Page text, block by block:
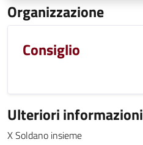
Organizzazione
Consiglio
Ulteriori informazioni
X Soldano insieme